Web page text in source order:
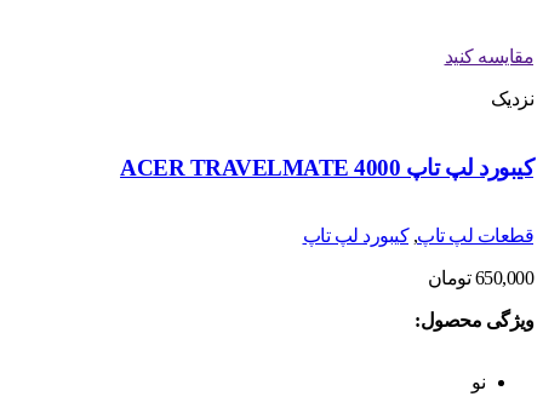
مقایسه کنید
نزدیک
کیبورد لپ تاپ ACER TRAVELMATE 4000
قطعات لپ تاپ,کیبورد لپ تاپ
650,000 تومان
ویژگی محصول:
نو